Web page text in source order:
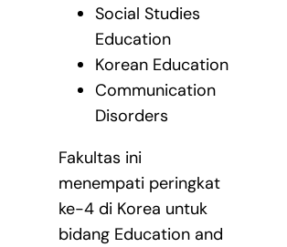
Social Studies
Education
Korean Education
Communication
Disorders
Fakultas ini
menempati peringkat
ke-4 di Korea untuk
bidang Education and